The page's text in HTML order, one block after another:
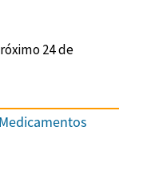
24 de